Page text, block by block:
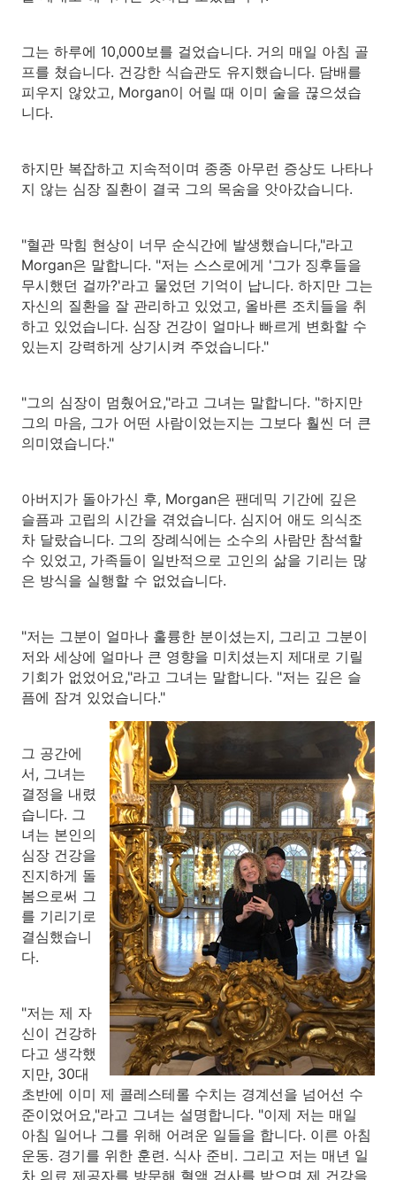
그는 하루에 10,000보를 걸었습니다. 거의 매일 아침 골
프를 쳤습니다. 건강한 식습관도 유지했습니다. 담배를
피우지 않았고, Morgan이 어릴 때 이미 술을 끊으셨습
니다.
하지만 복잡하고 지속적이며 종종 아무런 증상도 나타나
지 않는 심장 질환이 결국 그의 목숨을 앗아갔습니다.
"혈관 막힘 현상이 너무 순식간에 발생했습니다,"라고
Morgan은 말합니다. "저는 스스로에게 '그가 징후들을
무시했던 걸까?'라고 물었던 기억이 납니다. 하지만 그는
자신의 질환을 잘 관리하고 있었고, 올바른 조치들을 취
하고 있었습니다. 심장 건강이 얼마나 빠르게 변화할 수
있는지 강력하게 상기시켜 주었습니다."
"그의 심장이 멈췄어요,"라고 그녀는 말합니다. "하지만
그의 마음, 그가 어떤 사람이었는지는 그보다 훨씬 더 큰
의미였습니다."
아버지가 돌아가신 후, Morgan은 팬데믹 기간에 깊은
슬픔과 고립의 시간을 겪었습니다. 심지어 애도 의식조
차 달랐습니다. 그의 장례식에는 소수의 사람만 참석할
수 있었고, 가족들이 일반적으로 고인의 삶을 기리는 많
은 방식을 실행할 수 없었습니다.
"저는 그분이 얼마나 훌륭한 분이셨는지, 그리고 그분이
저와 세상에 얼마나 큰 영향을 미치셨는지 제대로 기릴
기회가 없었어요,"라고 그녀는 말합니다. "저는 깊은 슬
픔에 잠겨 있었습니다."
그 공간에
서, 그녀는
결정을 내렸
습니다. 그
녀는 본인의
심장 건강을
진지하게 돌
봄으로써 그
를 기리기로
결심했습니
다.
"저는 제 자
신이 건강하
다고 생각했
지만, 30대
초반에 이미 제 콜레스테롤 수치는 경계선을 넘어선 수
준이었어요,"라고 그녀는 설명합니다. "이제 저는 매일
아침 일어나 그를 위해 어려운 일들을 합니다. 이른 아침
운동. 경기를 위한 훈련. 식사 준비. 그리고 저는 매년 일
차 의료 제공자를 방문해 혈액 검사를 받으며 제 건강을